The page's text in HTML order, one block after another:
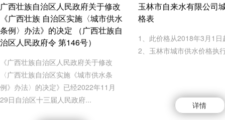
广西壮族自治区人民政府关于修改
《广西壮族 自治区实施〈城市供水
条例〉办法》的决定 （广西壮族自
治区人民政府令 第146号）
《广西壮族自治区人民政府关于修改
〈广西壮族自治区实施《城市供水条
例》办法〉的决定》已经2022年11月
29日自治区十三届人民政府...
玉林市自来水有限公司
格表
1、此价格从2018年3月1日
2、玉林市城市供水价格
详情